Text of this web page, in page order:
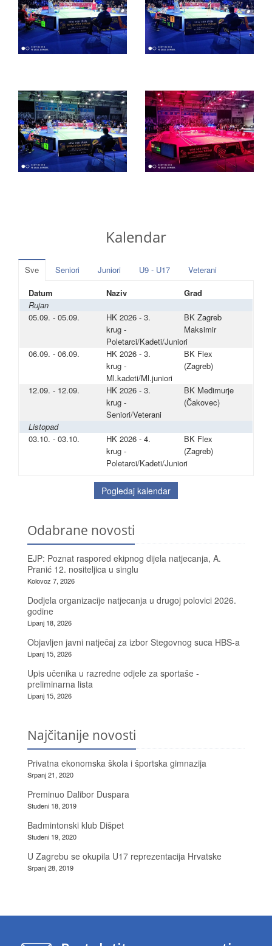
Kalendar
Sve Seniori Juniori U9 - U17
Veterani
Datum
Naziv
Grad
Rujan
05.09. - 05.09.
HK 2026 - 3.
krug -
Poletarci/Kadeti/Juniori
BK Zagreb
Maksimir
06.09. - 06.09.
HK 2026 - 3.
krug -
Ml.kadeti/Ml.juniori
BK Flex
(Zagreb)
12.09. - 12.09.
HK 2026 - 3.
krug -
Seniori/Veterani
BK Međimurje
(Čakovec)
Listopad
03.10. - 03.10.
HK 2026 - 4.
krug -
Poletarci/Kadeti/Juniori
BK Flex
(Zagreb)
Pogledaj kalendar
Odabrane novosti
EJP: Poznat raspored ekipnog dijela natjecanja, A.
Pranić 12. nositeljica u singlu
Kolovoz 7, 2026
Dodjela organizacije natjecanja u drugoj polovici 2026.
godine
Lipanj 18, 2026
Objavljen javni natječaj za izbor Stegovnog suca HBS-a
Lipanj 15, 2026
Upis učenika u razredne odjele za sportaše -
preliminarna lista
Lipanj 15, 2026
Najčitanije novosti
Privatna ekonomska škola i športska gimnazija
Srpanj 21, 2020
Preminuo Dalibor Duspara
Studeni 18, 2019
Badmintonski klub Dišpet
Studeni 19, 2020
U Zagrebu se okupila U17 reprezentacija Hrvatske
Srpanj 28, 2019